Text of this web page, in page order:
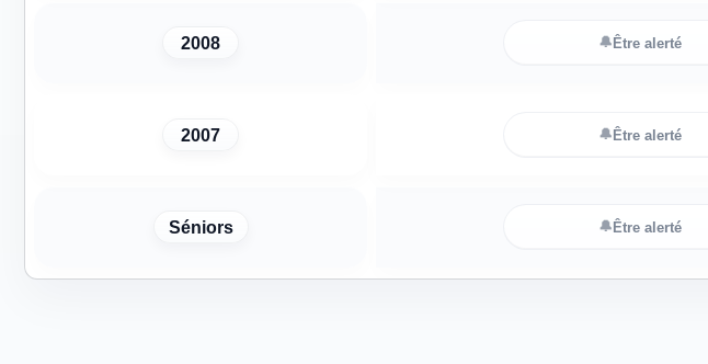
2008 🔔Être alerté
2007 🔔Être alerté
Séniors 🔔Être alerté